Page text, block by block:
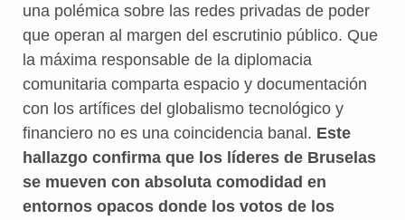
una polémica sobre las redes privadas de poder
que operan al margen del escrutinio público. Que
la máxima responsable de la diplomacia
comunitaria comparta espacio y documentación
con los artífices del globalismo tecnológico y
financiero no es una coincidencia banal. Este
hallazgo confirma que los líderes de Bruselas
se mueven con absoluta comodidad en
entornos opacos donde los votos de los